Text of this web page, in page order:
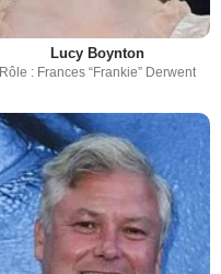
Lucy Boynton
Rôle : Frances “Frankie” Derwent